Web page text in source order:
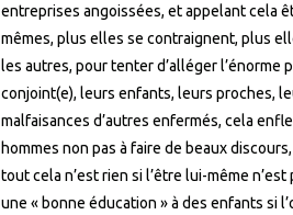
entreprises angoissées, et appelant cela
mêmes, plus elles se contraignent, plus
les autres, pour tenter d’alléger
conjoint(e), leurs enfants, leurs proches,
malfaisances d’autres enfermés, cela
hommes non pas à faire de beaux
tout cela n’est rien si l’être lui-même
une « bonne éducation » à des enfants si